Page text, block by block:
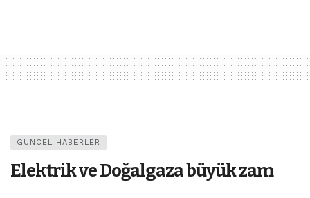
GÜNCEL HABERLER
Elektrik ve Doğalgaza büyük zam